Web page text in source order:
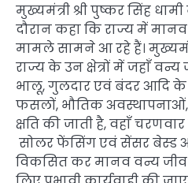
मुख्यमंत्री श्री पुष्कर सिंह
दौरान कहा कि राज्य में
मामले सामने आ रहे हैं।
राज्य के उन क्षेत्रों में जहाँ
भालू, गुलदार एवं बंदर आदि के
फसलों, भौतिक
क्षति की जाती है, वहाँ
सोलर फेंसिंग एवं सेंसर बेस्ड
विकसित कर मानव वन्य